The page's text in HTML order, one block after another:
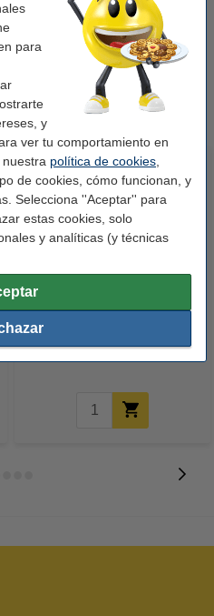
para
y
ver tu comportamiento en
política de cookies
de cookies, cómo funcionan, y
Selecciona ''Aceptar'' para
estas cookies, solo
y analíticas (y técnicas
Bolígrafo Verde
destacados
(0.4mm)